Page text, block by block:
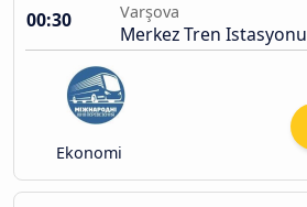
00:30
Varşova
Merkez Tren Istasyonu
Ekonomi